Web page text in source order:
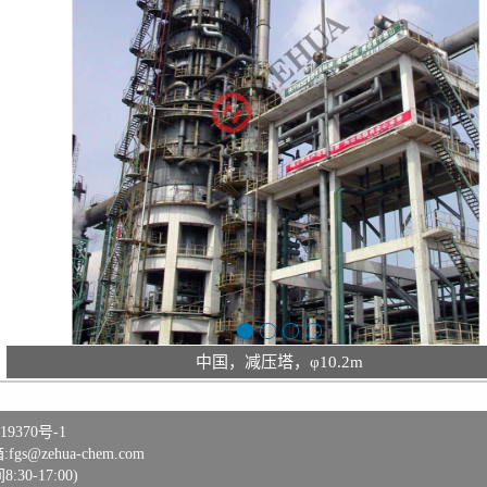
中国，减压塔，φ10.2m
号-1
chem.com
17:00)